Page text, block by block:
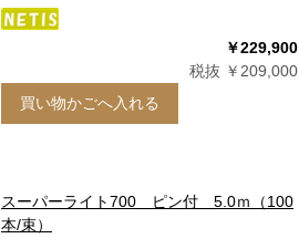
￥229,900
税抜 ￥209,000
買い物かごへ入れる
スーパーライト700 ピン付 5.0ｍ（100
本/束）